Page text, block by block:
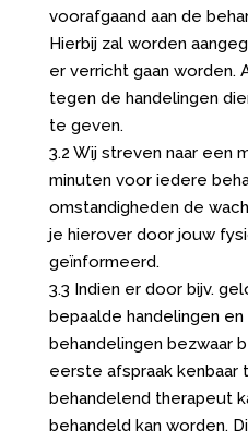
voorafgaand aan de
Hierbij zal worden
er verricht gaan worden.
tegen de handelingen
te geven.
3.2 Wij streven naar een
minuten voor iedere
omstandigheden de
je hierover door jouw
geïnformeerd.
3.3 Indien er door bijv.
bepaalde handelingen
behandelingen bezwaar
eerste afspraak kenbaar
behandelend therapeut
behandeld kan worden.